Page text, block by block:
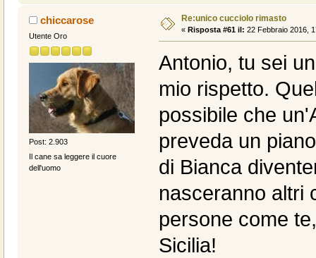
chiccarose
Utente Oro
Post: 2.903
Il cane sa leggere il cuore
dell'uomo
Re:unico cucciolo rimasto
« Risposta #61 il: 22 Febbraio 2016,
Antonio, tu sei
mio rispetto.
possibile che
preveda un
di Bianca
nasceranno altri
persone come
Sicilia!